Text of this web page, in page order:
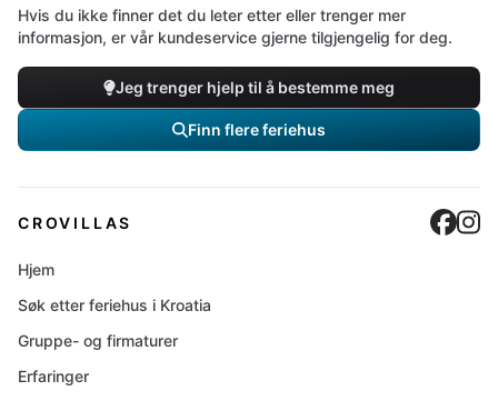
Hvis du ikke finner det du leter etter eller trenger mer
informasjon, er vår kundeservice gjerne tilgjengelig for deg.
Jeg trenger hjelp til å bestemme meg
Finn flere feriehus
CROVILLAS
Hjem
Søk etter feriehus i Kroatia
Gruppe- og firmaturer
Erfaringer